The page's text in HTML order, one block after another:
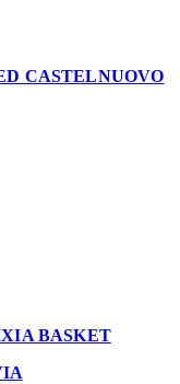
CASTELNUOVO
BASKET